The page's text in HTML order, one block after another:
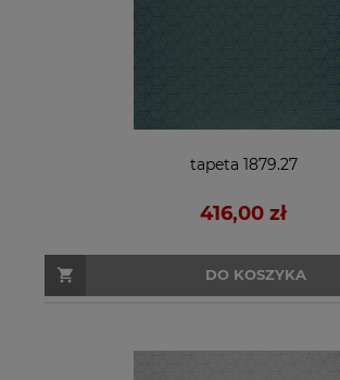
tapeta 1879.27
416,00 zł
DO KOSZYKA